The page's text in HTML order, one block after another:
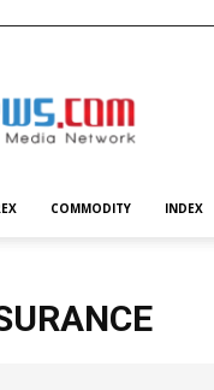
COMMODITY INDEX